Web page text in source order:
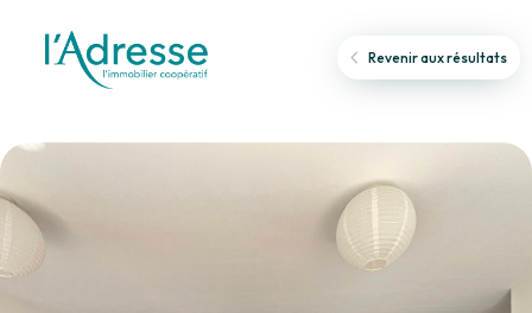
Revenir aux résultats